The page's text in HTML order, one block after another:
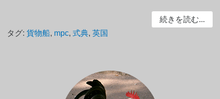
続きを読む...
タグ:貨物船, mpc,式典,英国